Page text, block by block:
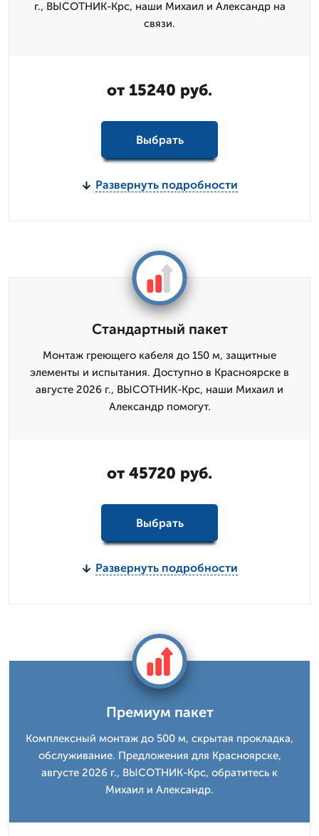
г., ВЫСОТНИК-Крс, наши Михаил и Александр на
связи.
от 15240 руб.
Выбрать
Развернуть подробности
Стандартный пакет
Монтаж грeющего кабеля до 150 м, защитные
элементы и испытания. Доступно в Красноярске в
августе 2026 г., ВЫСОТНИК-Крс, наши Михаил и
Александр помогут.
от 45720 руб.
Выбрать
Развернуть подробности
Премиум пакет
Комплексный монтаж до 500 м, скрытая прокладка,
обслуживание. Предложения для Красноярске,
августе 2026 г., ВЫСОТНИК-Крс, обратитесь к
Михаил и Александр.